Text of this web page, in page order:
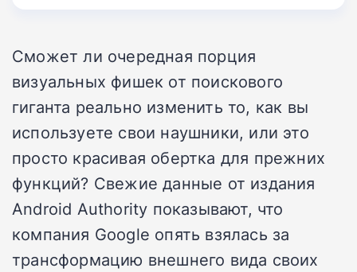
Сможет ли очередная порция
визуальных фишек от поискового
гиганта реально изменить то, как вы
используете свои наушники, или это
просто красивая обертка для прежних
функций? Свежие данные от издания
Android Authority показывают, что
компания Google опять взялась за
трансформацию внешнего вида своих